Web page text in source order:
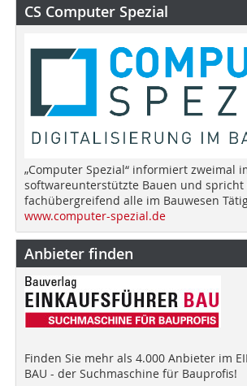
CS Computer Spezial
„Computer Spezial“ informiert zweimal
softwareunterstützte Bauen und spricht
fachübergreifend alle im Bauwesen
www.computer-spezial.de
Anbieter finden
Finden Sie mehr als 4.000 Anbieter im
BAU - der Suchmaschine für Bauprofis!